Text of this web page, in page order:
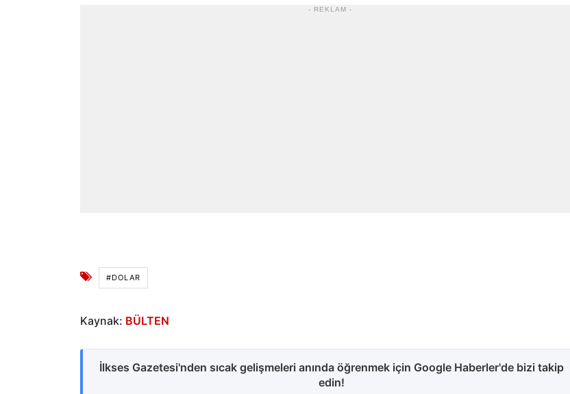
- REKLAM -
#DOLAR
Kaynak: BÜLTEN
İlkses Gazetesi'nden sıcak gelişmeleri anında öğrenmek için Google Haberler'de bizi takip
edin!